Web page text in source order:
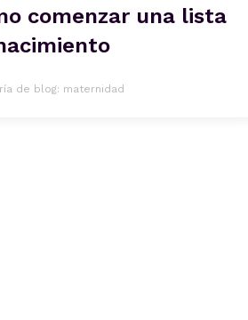
comenzar una lista
de blog: maternidad